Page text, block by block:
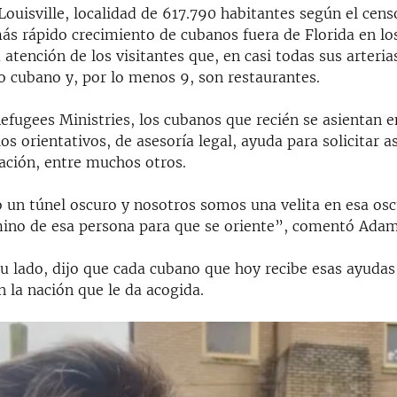
localidad de 617.790 habitantes según el
rápido crecimiento de cubanos fuera de Florida en
atención de los visitantes que, en casi todas sus
cubano y, por lo menos 9, son restaurantes.
Ministries, los cubanos que recién se asientan
orientativos, de asesoría legal, ayuda para solicitar
entre muchos otros.
un túnel oscuro y nosotros somos una velita en esa
de esa persona para que se oriente”, comentó
lado, dijo que cada cubano que hoy recibe esas
la nación que le da acogida.